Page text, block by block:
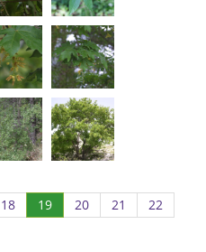
18Page
18
19(Actuel)
20Page
20
21
Page
21
22
22